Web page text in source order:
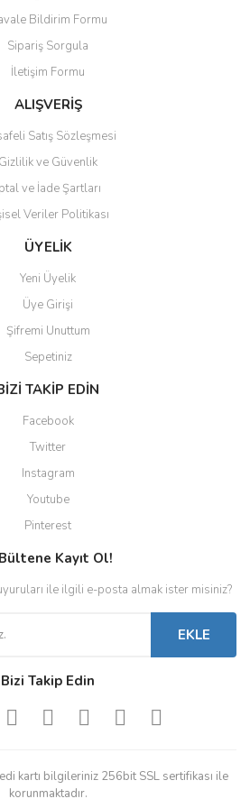
eksik bilgiler bulunuyor.
bulunuyor.
daha pahalı.
alternatifler olmalı.
Gönder
Bildirim Formu
Sipariş Sorgula
İletişim Formu
ALIŞVERİŞ
Satış Sözleşmesi
Gizlilik ve Güvenlik
ve İade Şartları
Veriler Politikası
ÜYELİK
Yeni Üyelik
Üye Girişi
Şifremi Unuttum
Sepetiniz
TAKİP EDİN
Facebook
Twitter
Instagram
Youtube
Pinterest
Kayıt Ol!
ile ilgili e-posta almak ister misiniz?
EKLE
Bizi Takip Edin
kartı bilgileriniz 256bit SSL sertifikası ile
korunmaktadır.